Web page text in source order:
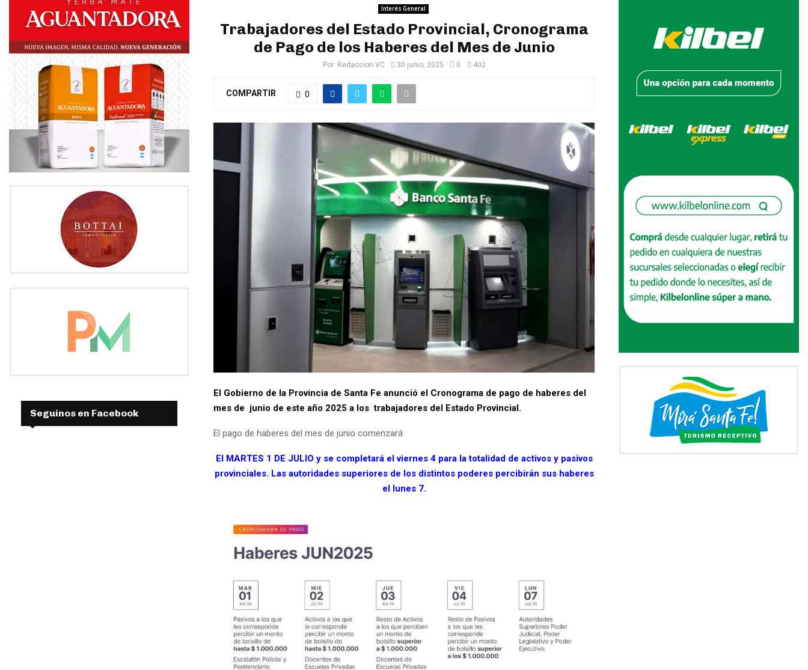
Interés General
Trabajadores del Estado Provincial, Cronograma
de Pago de los Haberes del Mes de Junio
Por: Redaccion VC 30 junio, 2025 0 402
COMPARTIR 0
El Gobierno de la Provincia de Santa Fe anunció el Cronograma de pago de haberes del
mes de junio de este año 2025 a los trabajadores del Estado Provincial.
El pago de haberes del mes de junio comenzará:
El MARTES 1 DE JULIO y se completará el viernes 4 para la totalidad de activos y pasivos
provinciales. Las autoridades superiores de los distintos poderes percibirán sus haberes
el lunes 7.
Seguinos en Facebook